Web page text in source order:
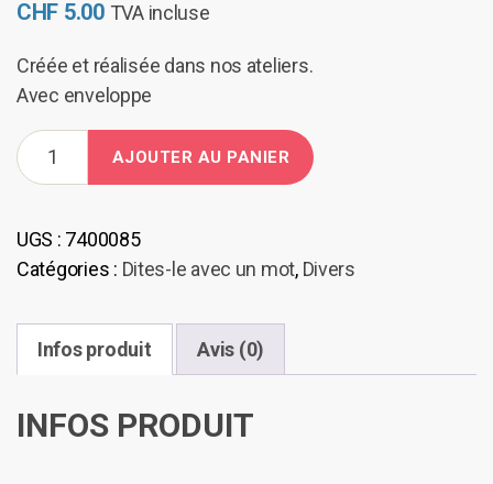
CHF 5.00 TVA incluse
Créée et réalisée dans nos ateliers.
Avec enveloppe
quantité
de
Bouquet
AJOUTER AU PANIER
UGS : 7400085
Catégories : Dites-le avec un mot, Divers
Infos produit Avis (0)
INFOS PRODUIT